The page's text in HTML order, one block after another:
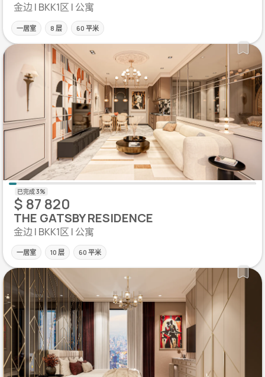
金边 | BKK1区 | 公寓
一居室 8 层 60 平米
$ 87 820
THE GATSBY RESIDENCE
金边 | BKK1区 | 公寓
一居室 10 层 60 平米